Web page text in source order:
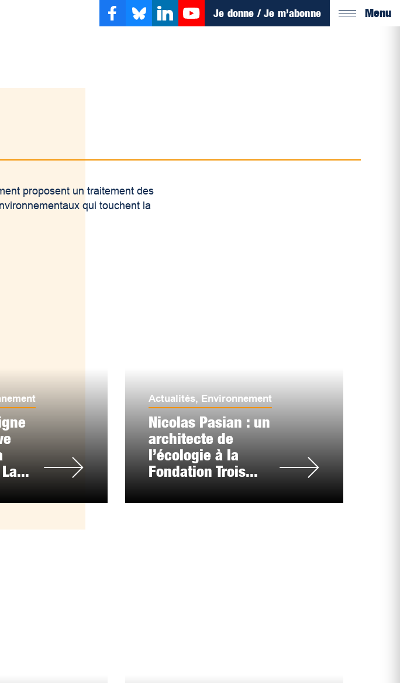
Je donne / Je m’abonne Menu
proposent un traitement des
qui touchent la
Actualités, Environnement
Nicolas Pasian : un
architecte de
l’écologie à la
Fondation Trois...